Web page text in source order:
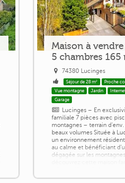
Maison à vendre
5 chambres 165
74380 Lucinges
Séjour de 28 m²
Proche
Vue montagne
Jardin
Garage
Lucinges – En
familiale 7 pièces avec
montagnes – terrain
beaux volumes Située à
un environnement
au calme et bénéficiant
dégagée sur les
cadre de vie privilégié.